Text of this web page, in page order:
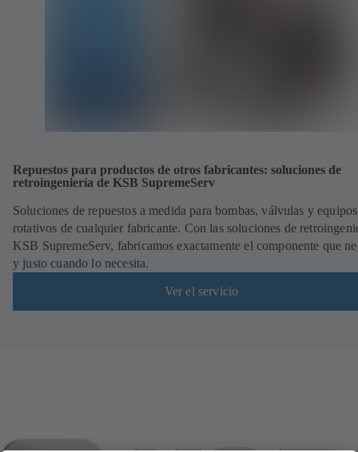
Repuestos para productos de otros fabricantes: soluciones de
retroingeniería de KSB SupremeServ
Soluciones de repuestos a medida para bombas, válvulas y equipos
rotativos de cualquier fabricante. Con las soluciones de
KSB SupremeServ, fabricamos exactamente el componente que
y justo cuando lo necesita.
Ver el servicio